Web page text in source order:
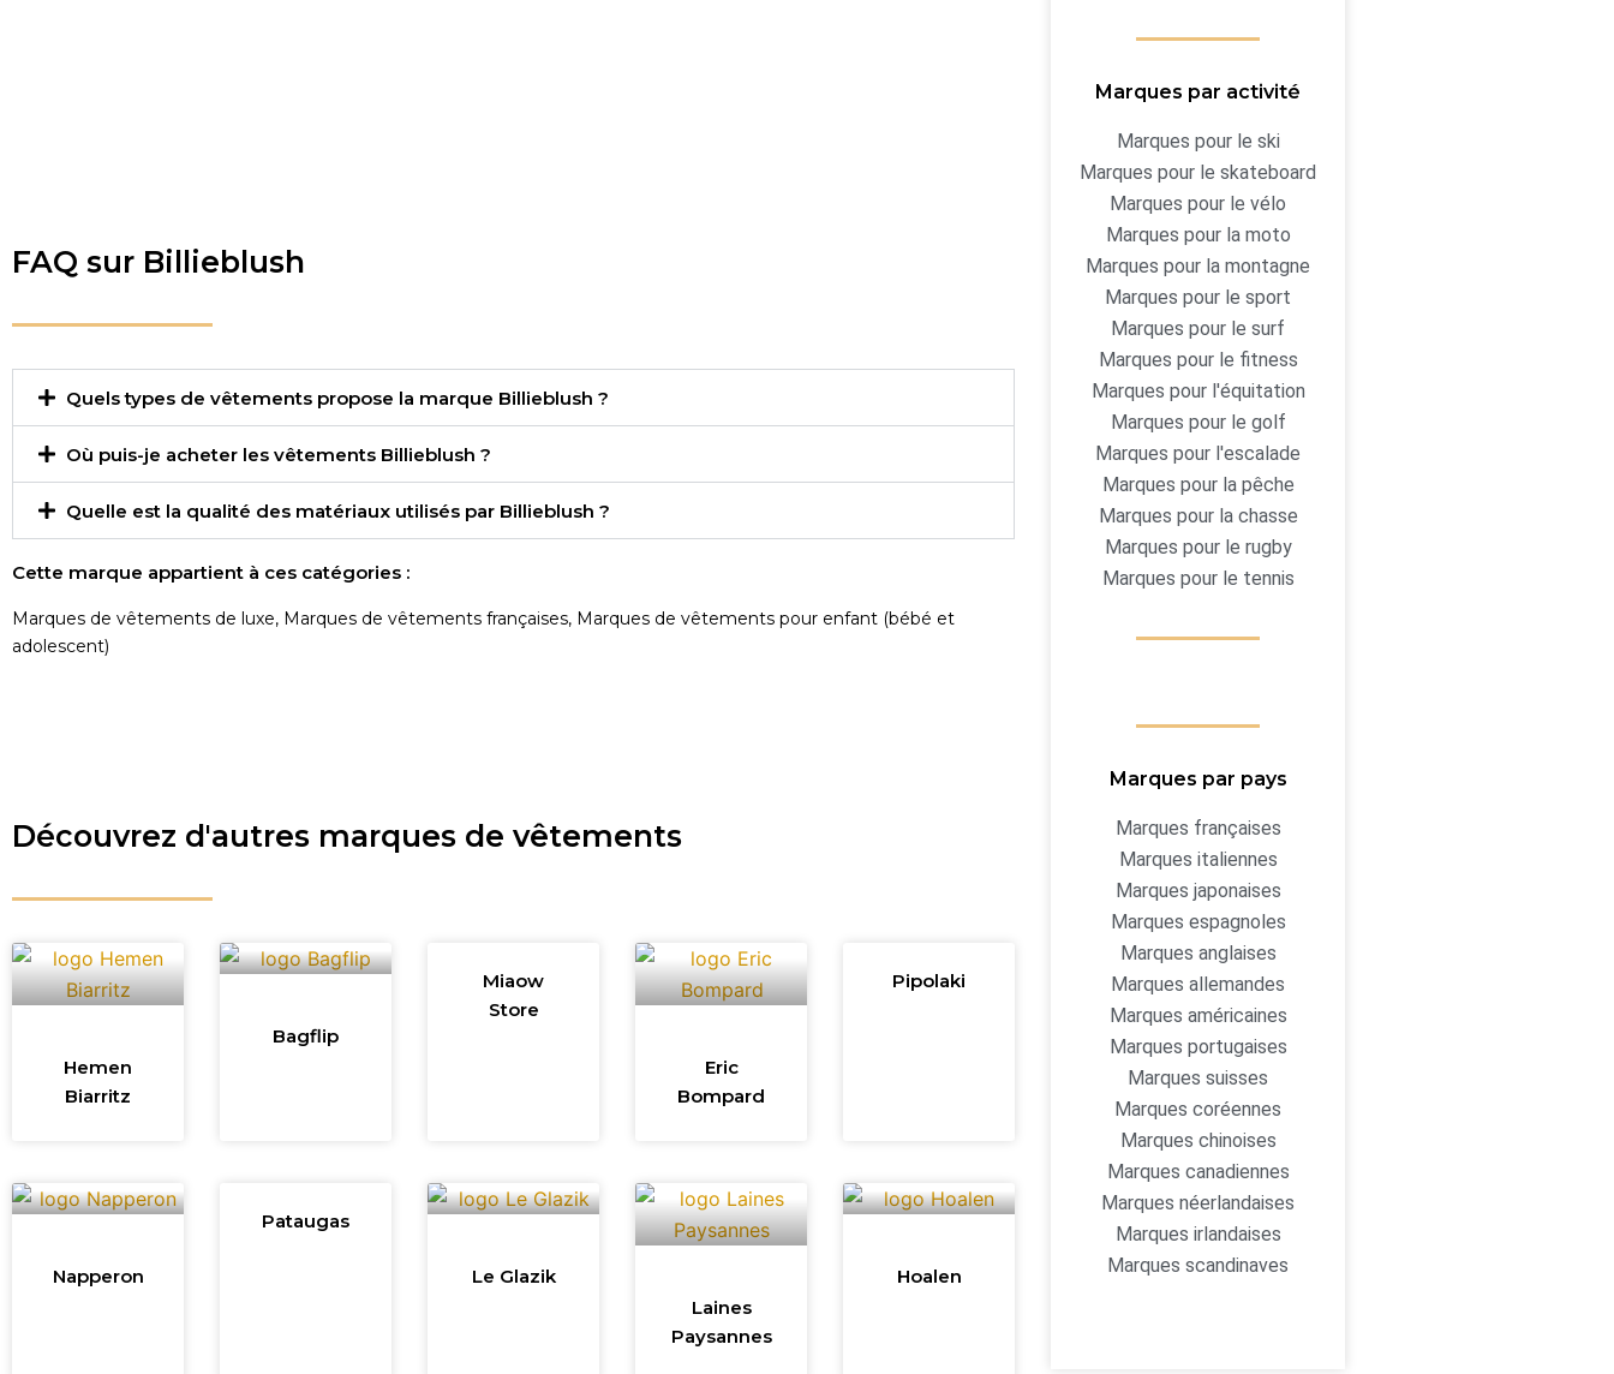
FAQ sur Billieblush
Quels types de vêtements propose la marque Billieblush ?
Où puis-je acheter les vêtements Billieblush ?
Quelle est la qualité des matériaux utilisés par Billieblush ?
Cette marque appartient à ces catégories :
Marques de vêtements de luxe, Marques de vêtements françaises, Marques de vêtements pour enfant (bébé et
adolescent)
Découvrez d'autres marques de vêtements
Hemen
Biarritz
Bagflip
Miaow
Store
Eric
Bompard
Pipolaki
Napperon
Pataugas
Le Glazik
Laines
Paysannes
Hoalen
Marques par activité
Marques pour le ski
Marques pour le skateboard
Marques pour le vélo
Marques pour la moto
Marques pour la montagne
Marques pour le sport
Marques pour le surf
Marques pour le fitness
Marques pour l'équitation
Marques pour le golf
Marques pour l'escalade
Marques pour la pêche
Marques pour la chasse
Marques pour le rugby
Marques pour le tennis
Marques par pays
Marques françaises
Marques italiennes
Marques japonaises
Marques espagnoles
Marques anglaises
Marques allemandes
Marques américaines
Marques portugaises
Marques suisses
Marques coréennes
Marques chinoises
Marques canadiennes
Marques néerlandaises
Marques irlandaises
Marques scandinaves